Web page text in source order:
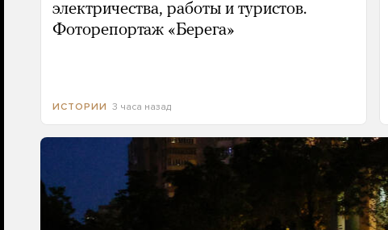
электричества, работы и туристов.
Фоторепортаж «Берега»
ИСТОРИИ 3 часа назад